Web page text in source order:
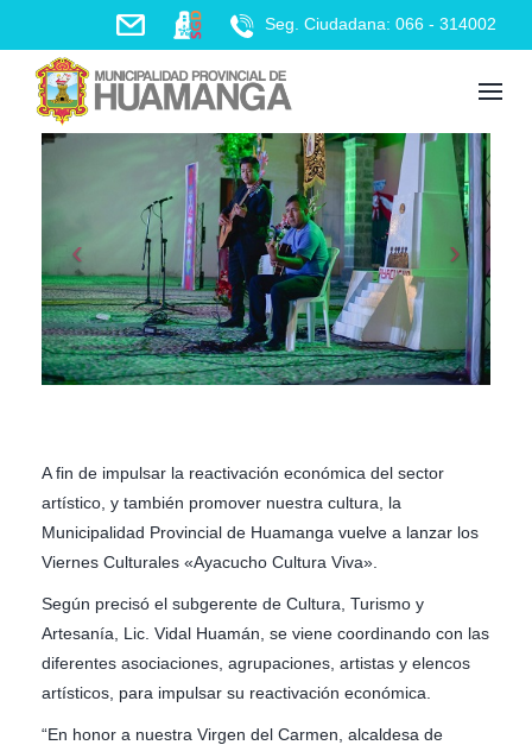
content
Seg. Ciudadana: 066 - 314002
A fin de impulsar la reactivación económica del sector
artístico, y también promover nuestra cultura, la
Municipalidad Provincial de Huamanga vuelve a lanzar los
Viernes Culturales «Ayacucho Cultura Viva».
Según precisó el subgerente de Cultura, Turismo y
Artesanía, Lic. Vidal Huamán, se viene coordinando con las
diferentes asociaciones, agrupaciones, artistas y elencos
artísticos, para impulsar su reactivación económica.
“En honor a nuestra Virgen del Carmen, alcaldesa de